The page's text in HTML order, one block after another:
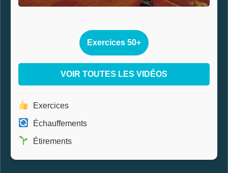
Exercices 50+
VOIR TOUTES LES VIDÉOS
Exercices
Échauffements
Étirements